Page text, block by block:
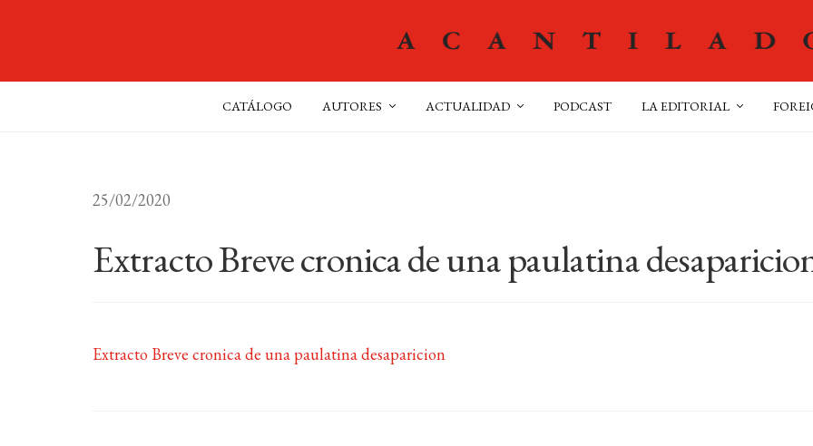
CATÁLOGO AUTORES ACTUALIDAD PODCAST LA EDITORIAL
25/02/2020
Extracto Breve cronica de una paulatina
Extracto Breve cronica de una paulatina desaparicion